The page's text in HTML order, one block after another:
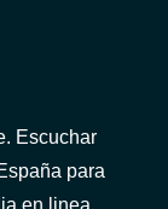
Escuchar
para
en linea.